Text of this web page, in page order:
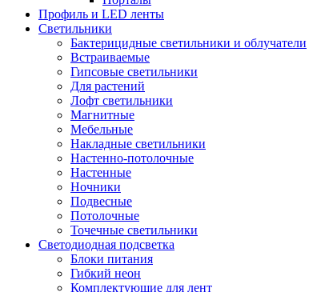
Профиль и LED ленты
Светильники
Бактерицидные светильники и облучатели
Встраиваемые
Гипсовые светильники
Для растений
Лофт светильники
Магнитные
Мебельные
Накладные светильники
Настенно-потолочные
Настенные
Ночники
Подвесные
Потолочные
Точечные светильники
Светодиодная подсветка
Блоки питания
Гибкий неон
Комплектующие для лент